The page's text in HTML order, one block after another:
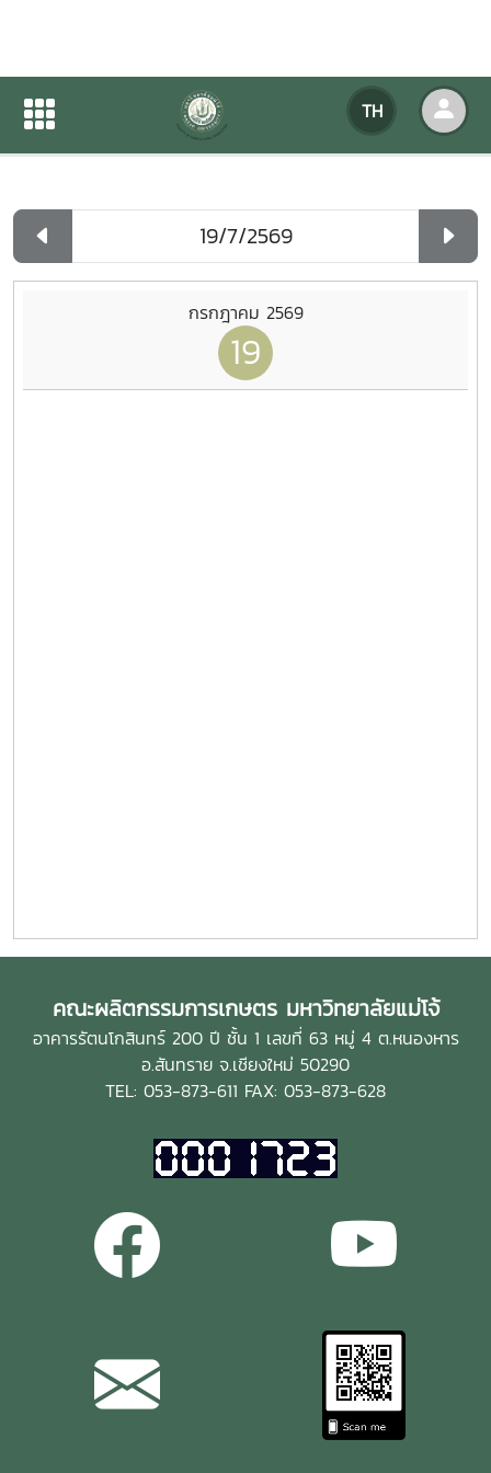
TH
ปฏิทินกิจกรรมของหน่วยงาน
ปฏิทินกิจกรรมของหน่วยงาน
กรกฎาคม 2569
19
คณะผลิตกรรมการเกษตร มหาวิทยาลัยแม่โจ้
อาคารรัตนโกสินทร์ 200 ปี ชั้น 1 เลขที่ 63 หมู่ 4 ต.หนองหาร
อ.สันทราย จ.เชียงใหม่ 50290
TEL: 053-873-611 FAX: 053-873-628